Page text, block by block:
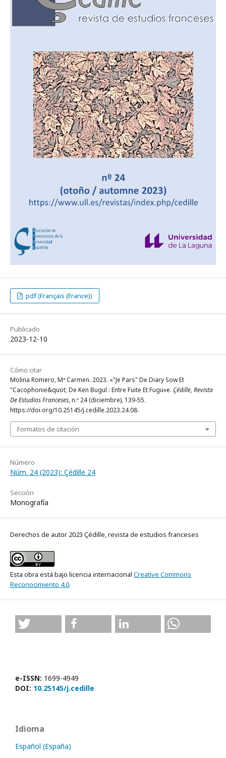
pdf (Français (France))
Publicado
2023-12-10
Cómo citar
Molina Romero, Mª Carmen. 2023. «"Je Pars" De Diary Sow Et
"Cacophonie&quot; De Ken Bugul : Entre Fuite Et Fugu»e. Çédille, Revista
De Estudios Franceses, n.º 24 (diciembre), 139-55.
https://doi.org/10.25145/j.cedille.2023.24.08.
Formatos de citación
Número
Núm. 24 (2023): Çédille 24
Sección
Monografía
Derechos de autor 2023 Çédille, revista de estudios franceses
Esta obra está bajo licencia internacional Creative Commons
Reconocimiento 4.0.
e-ISSN: 1699-4949
DOI: 10.25145/j.cedille
Idioma
Español (España)